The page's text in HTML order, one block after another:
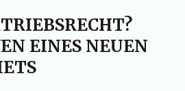
EINES NEUEN